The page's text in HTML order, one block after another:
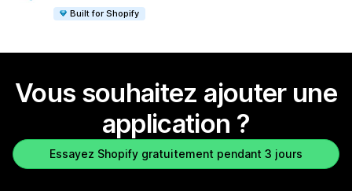
Built for Shopify
Vous souhaitez ajouter une
application ?
Essayez Shopify gratuitement pendant 3 jours